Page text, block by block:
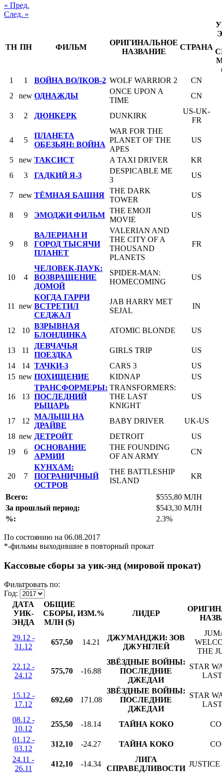
« Пред.
След. »
ТН ПН ФИЛЬМ
ОРИГИНАЛЬНОЕ
НАЗВАНИЕ
СТРАНА
1
1 ВОЙНА ВОЛКОВ-2 WOLF WARRIOR 2
CN
2
new ОДНАЖДЫ
ONCE UPON A
TIME
CN
3 2 ДЮНКЕРК DUNKIRK
US-UK-
FR
4 5
ПЛАНЕТА
ОБЕЗЬЯН: ВОЙНА
WAR FOR THE
PLANET OF THE
APES
US
5 new ТАКСИСТ A TAXI DRIVER
KR
6
3 ГАДКИЙ Я-3
DESPICABLE ME
3
US
7 new ТЁМНАЯ БАШНЯ
THE DARK
TOWER
US
8 9 ЭМОДЖИ ФИЛЬМ
THE EMOJI
MOVIE
US
9 8
ВАЛЕРИАН И
ГОРОД ТЫСЯЧИ
ПЛАНЕТ
VALERIAN AND
THE CITY OF A
THOUSAND
PLANETS
FR
10 4
ЧЕЛОВЕК-ПАУК:
ВОЗВРАЩЕНИЕ
ДОМОЙ
SPIDER-MAN:
HOMECOMING
US
11 new
КОГДА ГАРРИ
ВСТРЕТИЛ
СЕДЖАЛ
JAB HARRY MET
SEJAL
IN
12 10
ВЗРЫВНАЯ
БЛОНДИНКА
ATOMIC BLONDE US
13 11
ДЕВЧАЧЬЯ
ПОЕЗДКА
GIRLS TRIP
US
14
14 ТАЧКИ-3 CARS 3
US
15 new ПОХИЩЕНИЕ KIDNAP US
16 13
ТРАНСФОРМЕРЫ:
ПОСЛЕДНИЙ
РЫЦАРЬ
TRANSFORMERS:
THE LAST
KNIGHT
US
17 12
МАЛЫШ НА
ДРАЙВЕ
BABY DRIVER
UK-US
18 new ДЕТРОЙТ DETROIT
US
19
6
ОСНОВАНИЕ
АРМИИ
THE FOUNDING
OF AN ARMY
CN
20 7
КУНХАМ:
ПОГРАНИЧНЫЙ
ОСТРОВ
THE BATTLESHIP
ISLAND
KR
Всего:
$555,80 МЛН
За прошлый период:
$543,30 МЛН
%:
2.3%
По состоянию на 06.08.2017
*-фильмы выходившие в повторный прокат
Кассовые сборы за уик-энд (мировой прокат)
Фильтровать по:
Год:
ДАТА
УИК-
ЭНДА
ОБЩИЕ
СБОРЫ,
МЛН ($)
ИЗМ.% ЛИДЕР
29.12 -
31.12
657,50 14.21
ДЖУМАНДЖИ: ЗОВ
ДЖУНГЛЕЙ
THE
22.12 -
24.12
575,70 -16.88
ЗВЁЗДНЫЕ ВОЙНЫ:
ПОСЛЕДНИЕ
ДЖЕДАИ
STAR
15.12 -
17.12
692,60 171.08
ЗВЁЗДНЫЕ ВОЙНЫ:
ПОСЛЕДНИЕ
ДЖЕДАИ
STAR
08.12 -
10.12
255,50 -18.14 ТАЙНА КОКО
01.12 -
03.12
312,10 -24.27 ТАЙНА КОКО
24.11 -
26.11
412,10 -14.34
ЛИГА
СПРАВЕДЛИВОСТИ